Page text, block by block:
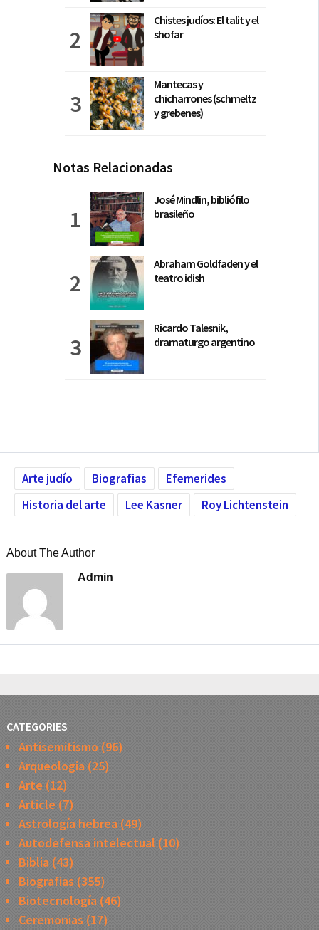
Chistes judíos: El talit y el
shofar
Mantecas y
chicharrones (schmeltz
y grebenes)
Notas Relacionadas
José Mindlin, bibliófilo
brasileño
Abraham Goldfaden y el
teatro idish
Ricardo Talesnik,
dramaturgo argentino
Arte judío Biografias
Efemerides
Historia del arte
Lee Kasner Roy Lichtenstein
About The Author
Admin
CATEGORIES
Antisemitismo (96)
Arqueologia(25)
Arte (12)
Article (7)
Astrología hebrea(49)
Autodefensa intelectual (10)
Biblia(43)
Biografias (355)
Biotecnología(46)
Ceremonias (17)